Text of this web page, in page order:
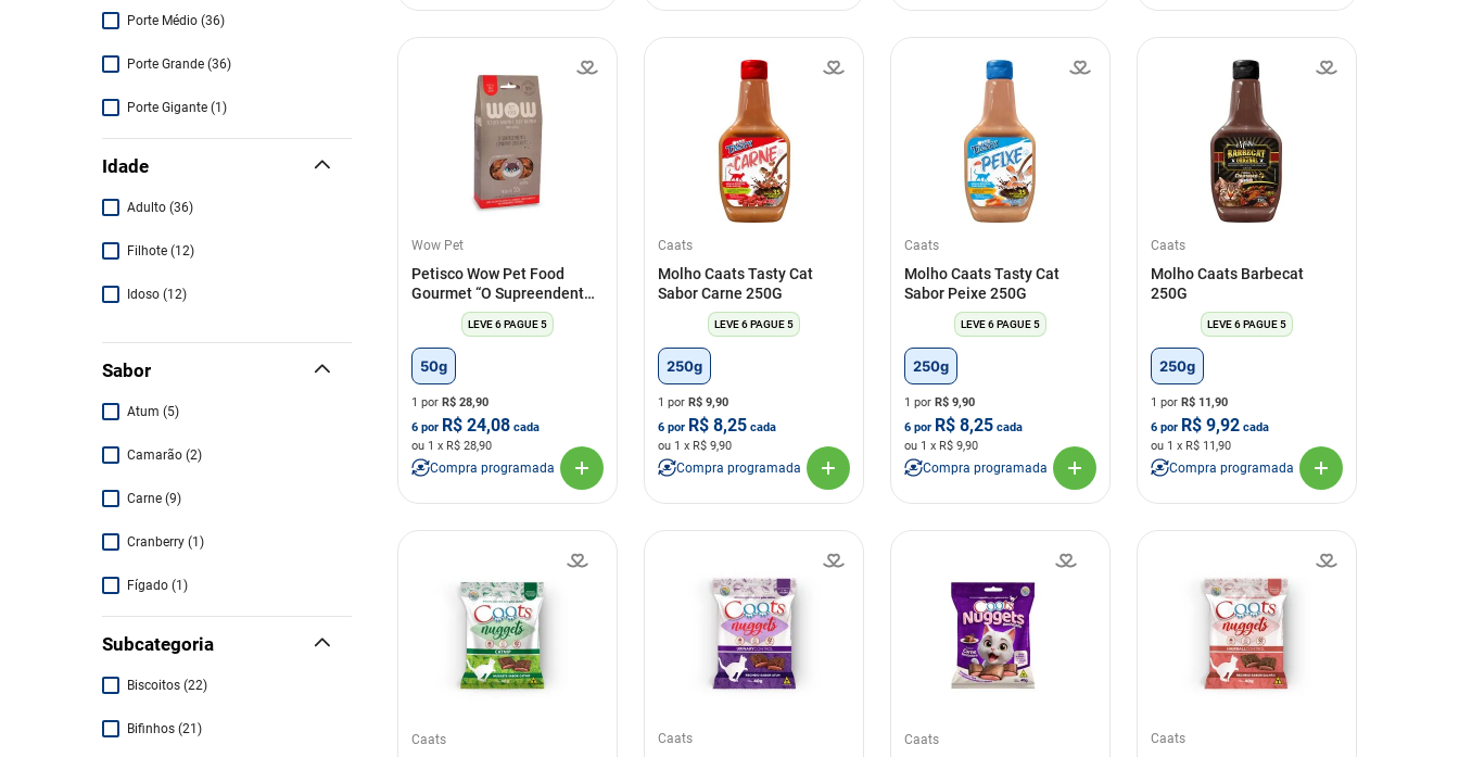
Porte Médio (36)
Porte Grande (36)
Porte Gigante (1 )
Idade
Adulto (36)
Filhote (12)
Idoso (12)
Sabor
Atum (5)
Camarão (2)
Carne (9)
Cranberry (1 )
Fígado (1 )
Subcategoria
Biscoitos (22)
Bifinhos (21 )
Wow Pet
Petisco Wow Pet Food
Gourmet “O Supreendente
Lombinho Crocante” Para
Gatos 50GLEVE 6 PAGUE 5
50g
1 porR$28,90
6 por R$24,08 cada
ou 1 x R$28,90
Compra programada
Caats
Molho Caats Tasty Cat
Sabor Carne 250G
LEVE 6 PAGUE 5
250g
1 porR$9,90
6 por R$8,25 cada
ou 1 x R$9,90
Compra programada
Caats
Molho Caats Tasty Cat
Sabor Peixe 250G
LEVE 6 PAGUE 5
250g
1 por R$ 9,90
6por R$ 8,25 cada
ou 1 x R$ 9,90
Compra programada
Caats
Molho Caats Barbecat
250G
LEVE 6 PAGUE 5
250g
1 por R$ 11,90
6por R$ 9,92 cada
ou 1 x R$ 11,90
Compra programada
Caats Caats Caats Caats